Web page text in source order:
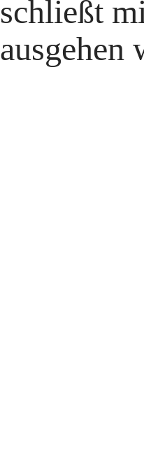
schließt
ausgehen